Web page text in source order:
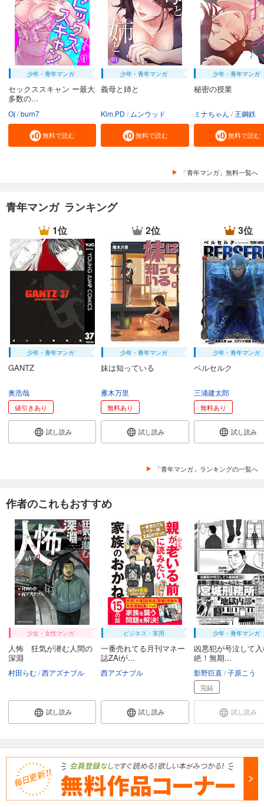
少年・青年マンガ
セックススキャン ー最大
多数の...
Oj burn7
無料で読む
少年・青年マンガ
義母と姉と
Kim.PD ムンウッド
無料で読む
少年・青年マンガ
秘密の授業
ミナちゃん 王鋼鉄
無料で読む
「青年マンガ」無料一覧へ
青年マンガ ランキング
1位
少年・青年マンガ
GANTZ
奥浩哉
値引きあり
試し読み
2位
少年・青年マンガ
妹は知っている
雁木万里
無料あり
試し読み
3位
少年・青年マンガ
ベルセルク
三浦建太郎
無料あり
試し読み
「青年マンガ」ランキングの一覧へ
作者のこれもおすすめ
少女・女性マンガ
人怖 狂気が潜む人間の
深淵
村田らむ 西アズナブル
試し読み
ビジネス・実用
一番売れてる月刊マネー
誌ZAiが...
西アズナブル
試し読み
少年・青年マンガ
凶悪犯が号泣して
絶！無期...
影野巨直 子原こう
完結
試し読み